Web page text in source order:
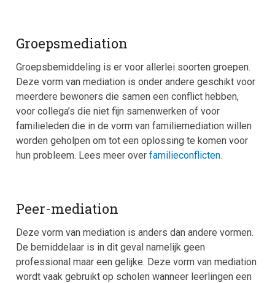
Groepsmediation
Groepsbemiddeling is er voor allerlei soorten groepen.
Deze vorm van mediation is onder andere geschikt voor
meerdere bewoners die samen een conflict hebben,
voor collega’s die niet fijn samenwerken of voor
familieleden die in de vorm van familiemediation willen
worden geholpen om tot een oplossing te komen voor
hun probleem. Lees meer overfamilieconflicten.
Peer-mediation
Deze vorm van mediation is anders dan andere vormen.
De bemiddelaar is in dit geval namelijk geen
professional maar een gelijke. Deze vorm van mediation
wordt vaak gebruikt op scholen wanneer leerlingen een